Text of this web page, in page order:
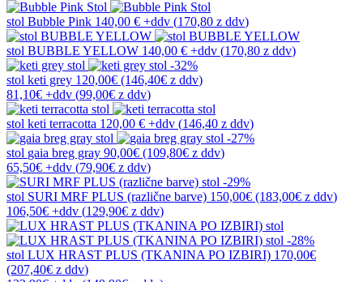
stol Bubble Pink 140,00 € +ddv (170,80 z ddv)
stol BUBBLE YELLOW 140,00 € +ddv (170,80 z ddv)
-32%
stol keti grey 120,00€ (146,40€ z ddv)
81,10€ +ddv (99,00€ z ddv)
stol keti terracotta 120,00 € +ddv (146,40 z ddv)
-27%
stol gaia breg gray 90,00€ (109,80€ z ddv)
65,50€ +ddv (79,90€ z ddv)
-29%
stol SURI MRF PLUS (različne barve) 150,00€ (183,00€ z ddv)
106,50€ +ddv (129,90€ z ddv)
-28%
stol LUX HRAST PLUS (TKANINA PO IZBIRI) 170,00€
(207,40€ z ddv)